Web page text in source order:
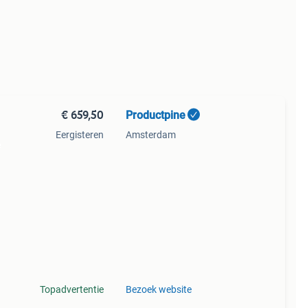
€ 659,50
Eergisteren
Topadvertentie
Productpine
Amsterdam
Bezoek website